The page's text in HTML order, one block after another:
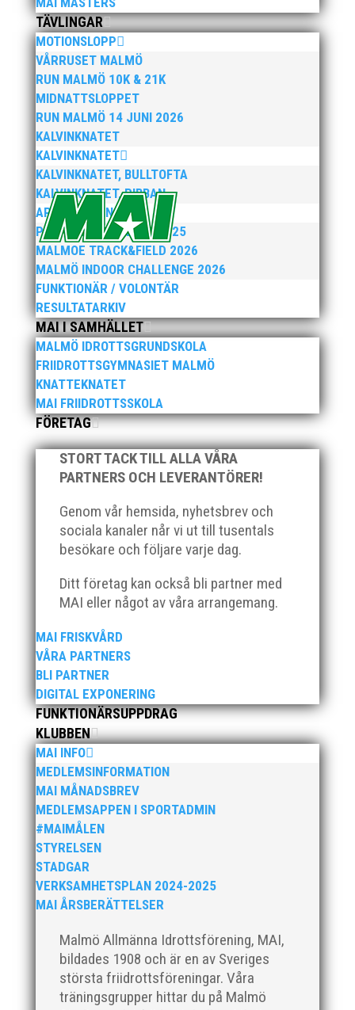
TÄVLINGAR
MOTIONSLOPP
VÅRRUSET MALMÖ
RUN MALMÖ 10K & 21K
MIDNATTSLOPPET
RUN MALMÖ 14 JUNI 2026
KALVINKNATET
KALVINKNATET
KALVINKNATET, BULLTOFTA
KALVINKNATET, RIBBAN
ARENATÄVLINGAR
PEPPARKAKSSPELEN 2025
MALMOE TRACK&FIELD 2026
MALMÖ INDOOR CHALLENGE 2026
FUNKTIONÄR / VOLONTÄR
RESULTATARKIV
MAI I SAMHÄLLET
MALMÖ IDROTTSGRUNDSKOLA
FRIIDROTTSGYMNASIET MALMÖ
KNATTEKNATET
MAI FRIIDROTTSSKOLA
FÖRETAG
STORT TACK TILL ALLA VÅRA
PARTNERS OCH LEVERANTÖRER!
Genom vår hemsida, nyhetsbrev och
sociala kanaler når vi ut till tusentals
besökare och följare varje dag.
Ditt företag kan också bli partner med
MAI eller något av våra arrangemang.
MAI FRISKVÅRD
VÅRA PARTNERS
BLI PARTNER
DIGITAL EXPONERING
FUNKTIONÄRSUPPDRAG
KLUBBEN
MAI INFO
MEDLEMSINFORMATION
MAI MÅNADSBREV
MEDLEMSAPPEN I SPORTADMIN
#MAIMÅLEN
STYRELSEN
STADGAR
VERKSAMHETSPLAN 2024-2025
MAI ÅRSBERÄTTELSER
Malmö Allmänna Idrottsförening, MAI,
bildades 1908 och är en av Sveriges
största friidrottsföreningar. Våra
träningsgrupper hittar du på Malmö
ge mig jättemycket med stafettsatsning, lag-
SM och annat som jag inte haft möjlighet till i
Helsingborg. Jag får bättre förutsättningar i
Malmö. Det är en större...
MAI hälsar välkommen till Pepparkaksspelen i
Atleticum, Malmö, 10-11 december 2022
För mer info och anmälan, klicka här!
Bild 2, från vänster: Johan Färemo, Alice
Gossner, Daniel Johansson, Yvonne Gossner
Vår motionsgrupp MAI RUNNERS dominerade
Kalkbrottsloppets damklass. Alice Gossner
vann och Maria Wedgeworth knep
bronsplatsen! Tvåa i loppet blev Lisa
Malmodin. Lisa sprang i...
Nationaldagen firade detta glada och positiva
gäng i Ystad för att tillsammans tävla i
"Kraftmätningen" som är en lagtävling för 13-
14 åringar. Ett kval som genomfördes
tillsammans med IFK Ystad och IFK
ihop i både ur...